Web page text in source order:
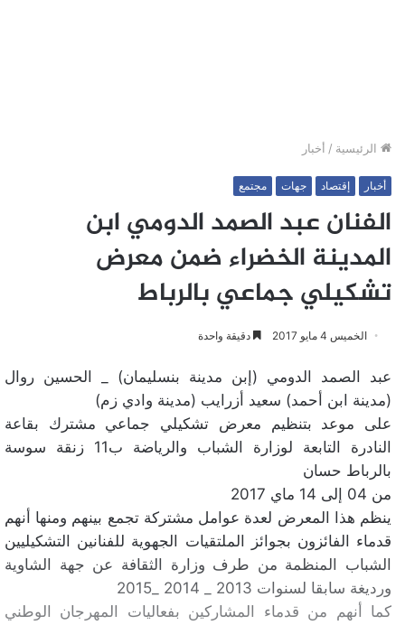
الرئيسية / أخبار
أخبار إقتصاد جهات مجتمع
الفنان عبد الصمد الدومي ابن
المدينة الخضراء ضمن معرض
تشكيلي جماعي بالرباط
الخميس 4 مايو 2017 دقيقة واحدة
عبد الصمد الدومي (إبن مدينة بنسليمان) _ الحسين روال
(مدينة ابن أحمد) سعيد أزرايب (مدينة وادي زم)
على موعد بتنظيم معرض تشكيلي جماعي مشترك بقاعة
النادرة التابعة لوزارة الشباب والرياضة ب11 زنقة سوسة
بالرباط حسان
من 04 إلى 14 ماي 2017
ينظم هذا المعرض لعدة عوامل مشتركة تجمع بينهم ومنها أنهم
قدماء الفائزون بجوائز الملتقيات الجهوية للفنانين التشكيليين
الشباب المنظمة من طرف وزارة الثقافة عن جهة الشاوية
ورديغة سابقا لسنوات 2013 _ 2014 _2015
كما أنهم من قدماء المشاركين بفعاليات المهرجان الوطني